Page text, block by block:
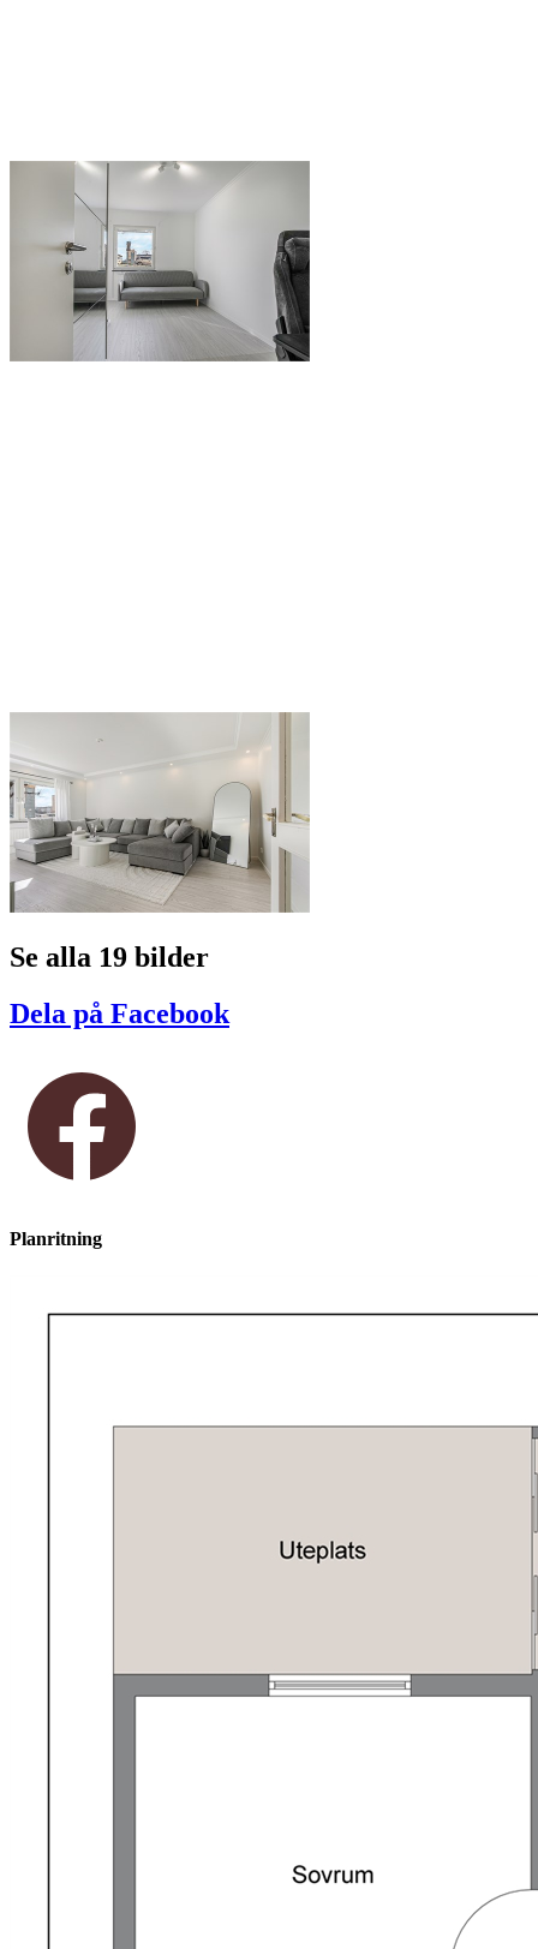
Se alla 19 bilder
Dela på Facebook
Planritning